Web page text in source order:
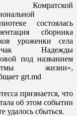
состоялась
сборника
уроженки села
Надежды
под названием
жизни»,
grt.md
признается, что
об этом событии
удалось сбыться.